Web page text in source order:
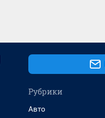
Рубрики
Авто